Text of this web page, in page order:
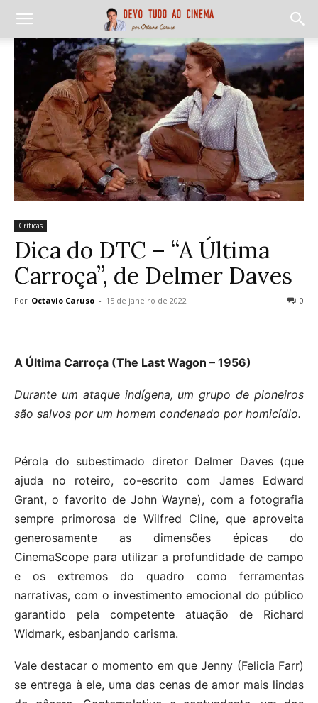
Críticas
Dica do DTC – “A Última
Carroça”, de Delmer Daves
Por Octavio Caruso - 15 de janeiro de 2022 0
A Última Carroça (The Last Wagon – 1956)
Durante um ataque indígena, um grupo de pioneiros
são salvos por um homem condenado por homicídio.
Pérola do subestimado diretor Delmer Daves (que
ajuda no roteiro, co-escrito com James Edward
Grant, o favorito de John Wayne), com a fotografia
sempre primorosa de Wilfred Cline, que aproveita
generosamente as dimensões épicas do
CinemaScope para utilizar a profundidade de campo
e os extremos do quadro como ferramentas
narrativas, com o investimento emocional do público
garantido pela competente atuação de Richard
Widmark, esbanjando carisma.
Vale destacar o momento em que Jenny (Felicia Farr)
se entrega à ele, uma das cenas de amor mais lindas